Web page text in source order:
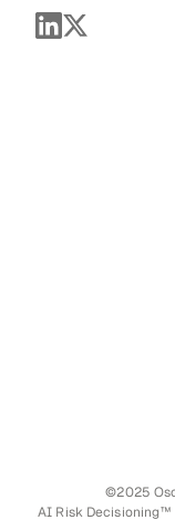
©2025
AI Risk